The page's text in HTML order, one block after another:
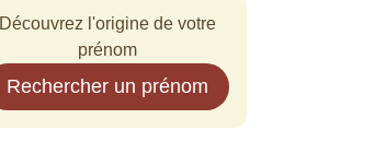
Découvrez l'origine de votre
prénom
Rechercher un prénom